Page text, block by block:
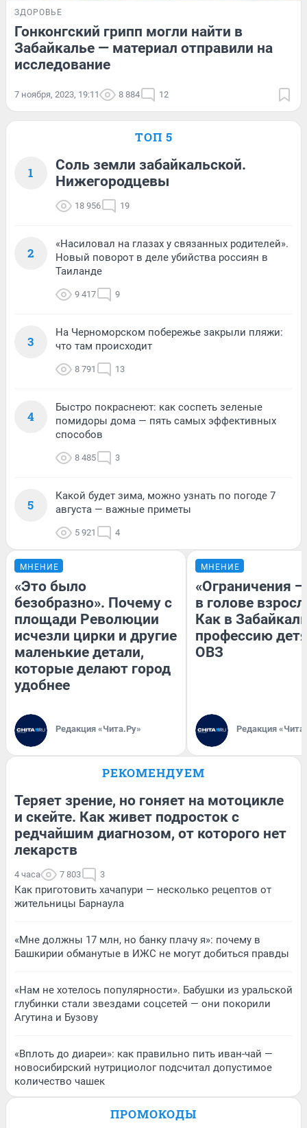
ЗДОРОВЬЕ
Гонконгский грипп могли найти в
Забайкалье — материал отправили на
исследование
7 ноября, 2023, 19:11 8 884 12
ТОП 5
1
Соль земли забайкальской.
Нижегородцевы
18 956 19
2
«Насиловал на глазах у связанных родителей».
Новый поворот в деле убийства россиян в
Таиланде
9 417 9
3
На Черноморском побережье закрыли пляжи:
что там происходит
8 791 13
4
Быстро покраснеют: как соспеть зеленые
помидоры дома — пять самых эффективных
способов
8 485 3
5
Какой будет зима, можно узнать по погоде 7
августа — важные приметы
5 921 4
МНЕНИЕ
«Это было
безобразно». Почему с
площади Революции
исчезли цирки и другие
маленькие детали,
которые делают город
удобнее
Редакция «Чита.Ру»
МНЕНИЕ
«Ограничения
в голове
Как в
профессию
ОВЗ
Редакция
РЕКОМЕНДУЕМ
Теряет зрение, но гоняет на мотоцикле
и скейте. Как живет подросток с
редчайшим диагнозом, от которого нет
лекарств
4 часа 7 803 3
Как приготовить хачапури — несколько рецептов от
жительницы Барнаула
«Мне должны 17 млн, но банку плачу я»: почему в
Башкирии обманутые в ИЖС не могут добиться правды
«Нам не хотелось популярности». Бабушки из уральской
глубинки стали звездами соцсетей — они покорили
Агутина и Бузову
«Вплоть до диареи»: как правильно пить иван-чай —
новосибирский нутрициолог подсчитал допустимое
количество чашек
ПРОМОКОДЫ